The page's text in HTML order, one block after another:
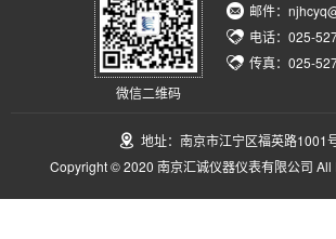
微信二维码
邮件：
电话：025-
传真：025-
地址：南京市江宁区福英路1001
Copyright © 2020 南京汇诚仪器仪表有限公司